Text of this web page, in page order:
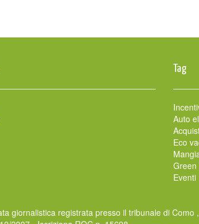
Tag
Auto
Eco
Green
Eventi
giornalistica registrata presso il tribunale di Como